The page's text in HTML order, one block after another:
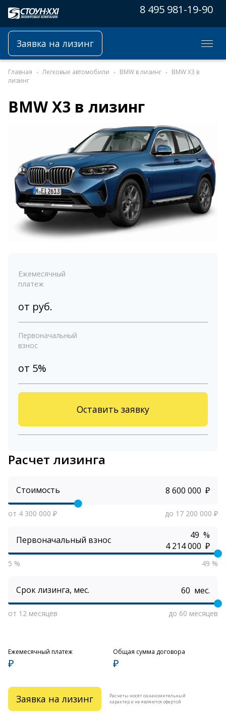
8 495 981-19-90
Заявка на лизинг
Главная Легковые автомобили BMW в лизинг
BMW X3 в
лизинг
BMW X3 в лизинг
Ежемесячный
платеж
от руб.
Первоначальный
взнос
от 5%
Оставить заявку
Расчет лизинга
Стоимость ₽
от 4 300 000 ₽ до 17 200 000 ₽
Первоначальный взнос
%
₽
5 % 49 %
Срок лизинга, мес. мес.
от 12 месяцев до 60 месяцев
Ежемесячный платеж
₽
Общая сумма договора
₽
Заявка на лизинг
Расчеты носят ознакомительный
характер и не являются офертой